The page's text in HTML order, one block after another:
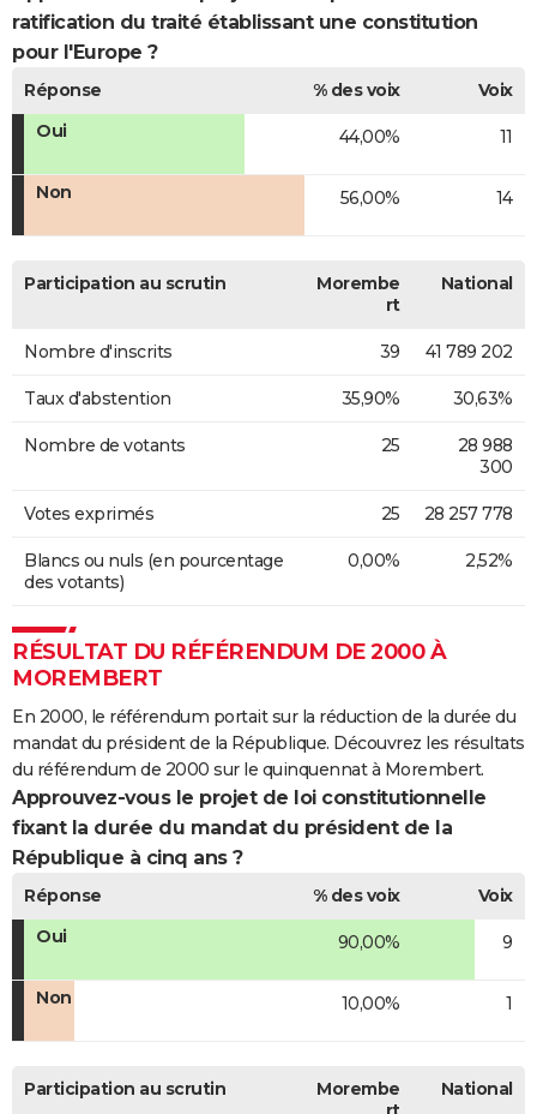
ratification du traité établissant une constitution
pour l'Europe ?
Réponse % des voix
Voix
Oui
44,00% 11
Non 56,00% 14
Participation au scrutin
Morembe
rt
National
Nombre d'inscrits 39 41 789 202
Taux d'abstention 35,90% 30,63%
Nombre de votants 25
28 988
300
Votes exprimés 25 28 257 778
Blancs ou nuls (en pourcentage
des votants)
0,00% 2,52%
RÉSULTAT DU RÉFÉRENDUM DE 2000 À
MOREMBERT
En 2000, le référendum portait sur la réduction de la durée du
mandat du président de la République. Découvrez les résultats
du référendum de 2000 sur le quinquennat à Morembert.
Approuvez-vous le projet de loi constitutionnelle
fixant la durée du mandat du président de la
République à cinq ans ?
Réponse % des voix
Voix
Oui
90,00% 9
Non 10,00% 1
Participation au scrutin
Morembe
National